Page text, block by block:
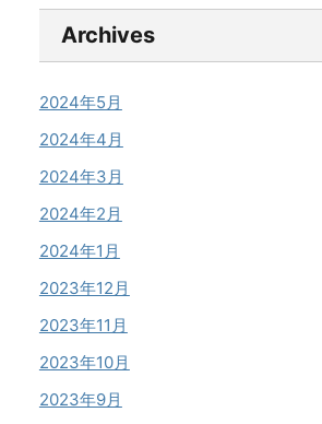
Archives
2024年5月
2024年4月
2024年3月
2024年2月
2024年1月
2023年12月
2023年11月
2023年10月
2023年9月